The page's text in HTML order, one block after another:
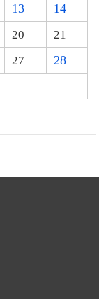
13
14
20
21
27
28